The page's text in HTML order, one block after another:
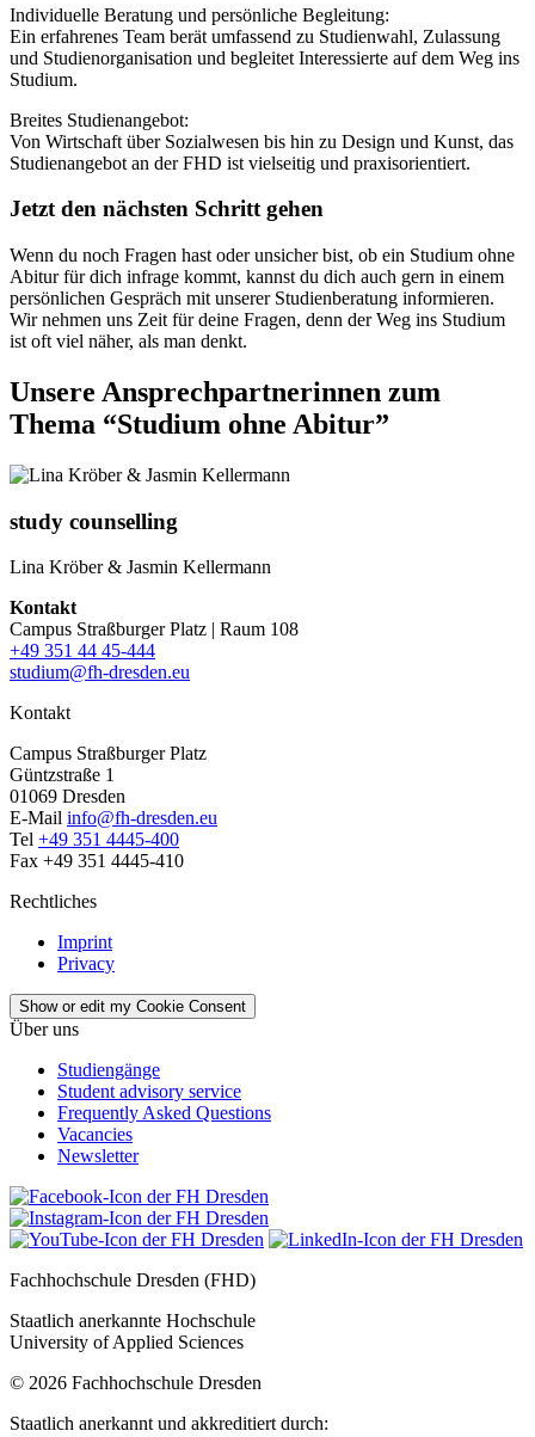
Individuelle Beratung und persönliche Begleitung:
Ein erfahrenes Team berät umfassend zu Studienwahl, Zulassung
und Studienorganisation und begleitet Interessierte auf dem Weg ins
Studium.
Breites Studienangebot:
Von Wirtschaft über Sozialwesen bis hin zu Design und Kunst, das
Studienangebot an der FHD ist vielseitig und praxisorientiert.
Jetzt den nächsten Schritt gehen
Wenn du noch Fragen hast oder unsicher bist, ob ein Studium ohne
Abitur für dich infrage kommt, kannst du dich auch gern in einem
persönlichen Gespräch mit unserer Studienberatung informieren.
Wir nehmen uns Zeit für deine Fragen, denn der Weg ins Studium
ist oft viel näher, als man denkt.
Unsere Ansprechpartnerinnen zum
Thema “Studium ohne Abitur”
study counselling
Lina Kröber & Jasmin Kellermann
Kontakt
Campus Straßburger Platz | Raum 108
+49 351 44 45-444
studium@fh-dresden.eu
Kontakt
Campus Straßburger Platz
Güntzstraße 1
01069 Dresden
E-Mail info@fh-dresden.eu
Tel +49 351 4445-400
Fax +49 351 4445-410
Rechtliches
Imprint
Privacy
Show or edit my Cookie Consent
Über uns
Studiengänge
Student advisory service
Frequently Asked Questions
Vacancies
Newsletter
Fachhochschule Dresden (FHD)
Staatlich anerkannte Hochschule
University of Applied Sciences
© 2026 Fachhochschule Dresden
Staatlich anerkannt und akkreditiert durch: